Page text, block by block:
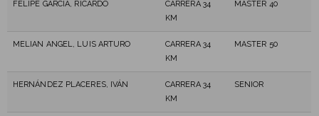
FELIPE GARCIA, RICARDO
CARRERA 34
KM
MASTER 40
MELIAN ANGEL, LUIS ARTURO
CARRERA 34
KM
MASTER 50
HERNÁNDEZ PLACERES, IVÁN
CARRERA 34
KM
SENIOR